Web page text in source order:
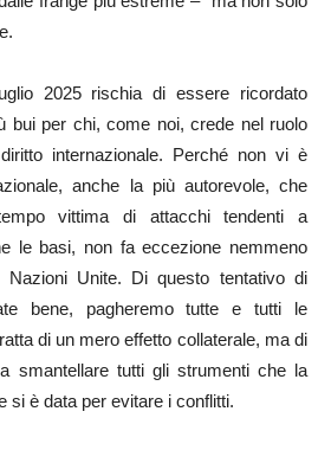
2025 rischia di essere ricordato
bui per chi, come noi, crede nel ruolo
internazionale. Perché non vi è
anche la più autorevole, che
vittima di attacchi tendenti a
le basi, non fa eccezione nemmeno
Nazioni Unite. Di questo tentativo di
bene, pagheremo tutte e tutti le
di un mero effetto collaterale, ma di
smantellare tutti gli strumenti che la
si è data per evitare i conflitti.